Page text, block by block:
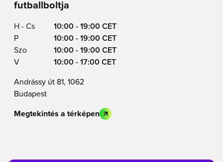
futballboltja
H - Cs
10:00 - 19:00 CET
P
10:00 - 19:00 CET
Szo
10:00 - 19:00 CET
V
10:00 - 17:00 CET
Andrássy út 81, 1062
Budapest
Megtekintés a térképen